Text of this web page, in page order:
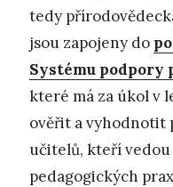
tedy
jsou zapojeny do
Systému
které má za úkol v
ověřit a vyhodnotit
učitelů, kteří
pedagogických